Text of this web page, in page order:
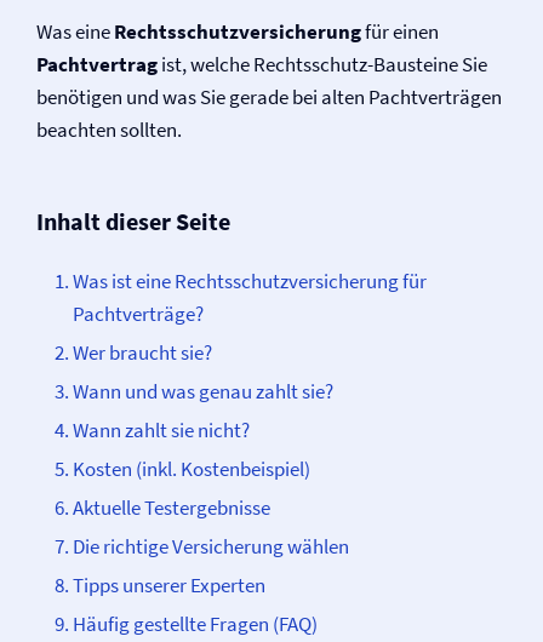
Was eineRechtsschutz­versicherungfür einen
Pachtvertragist, welche Rechtsschutz-Bausteine Sie
benötigen und was Sie gerade bei alten Pachtverträgen
beachten sollten.
Inhalt dieser Seite
Was ist eine Rechtsschutz­­versicherung für
Pachtverträge?
Wer braucht sie?
Wann und was genau zahlt sie?
Wann zahlt sie nicht?
Kosten (inkl. Kostenbeispiel)
Aktuelle Testergebnisse
Die richtige Versicherung wählen
Tipps unserer Experten
Häufig gestellte Fragen (FAQ)